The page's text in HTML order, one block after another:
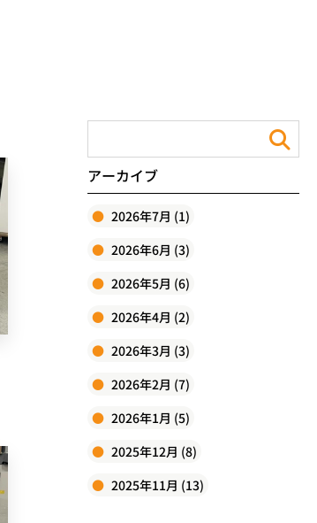
アーカイブ
2026年7月 (1)
2026年6月 (3)
2026年5月 (6)
2026年4月 (2)
2026年3月 (3)
2026年2月 (7)
2026年1月 (5)
2025年12月 (8)
2025年11月 (13)